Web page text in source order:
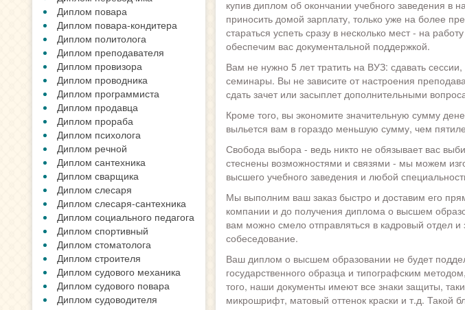
Диплом повара
Диплом повара-кондитера
Диплом политолога
Диплом преподавателя
Диплом провизора
Диплом проводника
Диплом программиста
Диплом продавца
Диплом прораба
Диплом психолога
Диплом речной
Диплом сантехника
Диплом сварщика
Диплом слесаря
Диплом слесаря-сантехника
Диплом социального педагога
Диплом спортивный
Диплом стоматолога
Диплом строителя
Диплом судового механика
Диплом судового повара
Диплом судоводителя
купив диплом об окончании учебного заведения в
приносить домой зарплату, только уже на более
стараться успеть сразу в несколько мест - на
обеспечим вас документальной поддержкой.
Вам не нужно 5 лет тратить на ВУЗ: сдавать
семинары. Вы не зависите от настроения
сдать зачет или засыплет дополнительными
Кроме того, вы экономите значительную сумму
выльется вам в гораздо меньшую сумму, чем
Свобода выбора - ведь никто не обязывает вас
стеснены возможностями и связями - мы можем
высшего учебного заведения и любой
Мы выполним ваш заказ быстро и доставим его
компании и до получения диплома о высшем
вам можно смело отправляться в кадровый отдел
собеседование.
Ваш диплом о высшем образовании не будет
государственного образца и типографским
того, наши документы имеют все знаки защиты,
микрошрифт, матовый оттенок краски и т.д. Такой